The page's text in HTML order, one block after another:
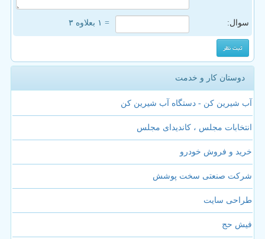
سوال: = ۱ بعلاوه ۳
دوستان کار و خدمت
آب شیرین کن - دستگاه آب شیرین کن
انتخابات مجلس ، کاندیدای مجلس
خرید و فروش خودرو
شرکت صنعتی سخت پوشش
طراحی سایت
فیش حج